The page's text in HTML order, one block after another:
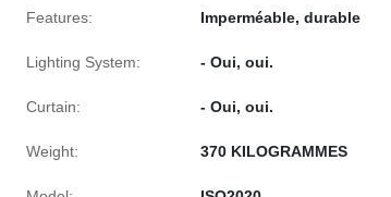
Features: Imperméable, durable
Lighting System: - Oui, oui.
Curtain: - Oui, oui.
Weight: 370 KILOGRAMMES